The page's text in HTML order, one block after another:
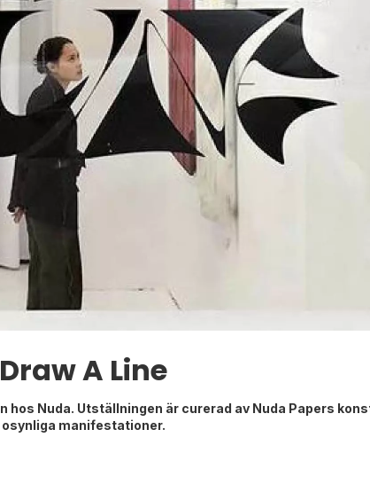
A Line
Nuda. Utställningen är curerad av Nuda Papers
manifestationer.